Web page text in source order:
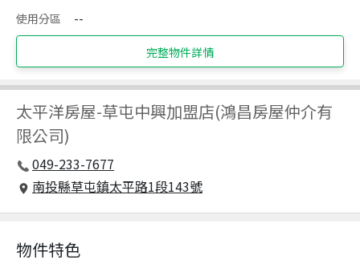
使用分區
--
完整物件詳情
太平洋房屋-草屯中興加盟店(鴻昌房屋仲介有
限公司)
049-233-7677
南投縣草屯鎮太平路1段143號
物件特色